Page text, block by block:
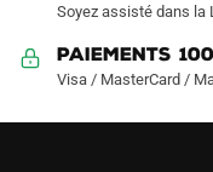
Soyez assisté dans la
Paiements
Visa / MasterCard /